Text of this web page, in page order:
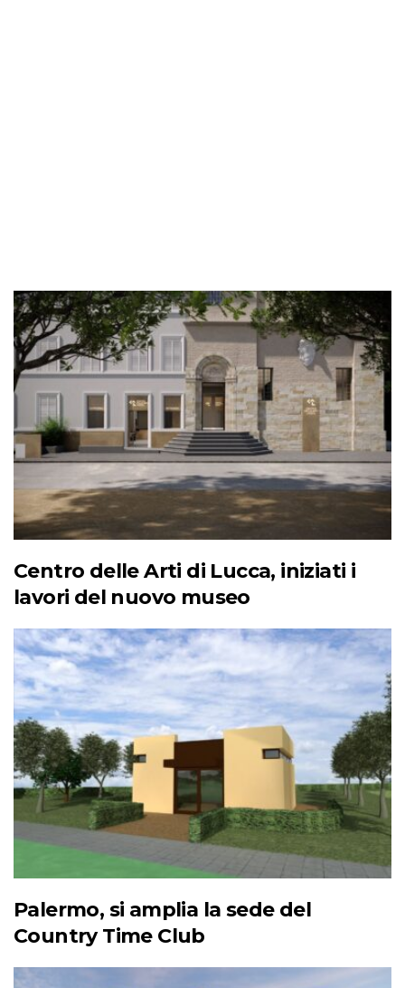
Centro delle Arti di Lucca, iniziati i
lavori del nuovo museo
Palermo, si amplia la sede del
Country Time Club